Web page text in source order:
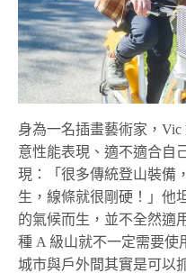
身為一名插畫藝術家，
意性能表現、適不適合自
現：「很多傳統登山裝備
生，線條就很剛硬！」他
的氣候而生，並不全然適
種 A 級山就不一定需要使
城市與戶外間其實是可以